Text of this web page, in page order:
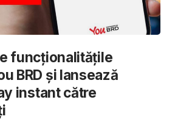
funcționalitățile
BRD și lansează
instant către